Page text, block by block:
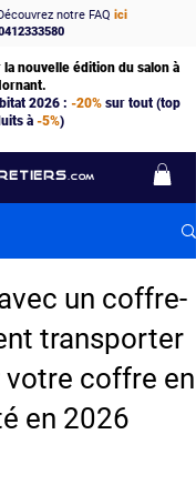
.COM
notre FAQ ici
nouvelle édition du salon à
2026 : -20%sur tout (top
à -5%)
un coffre-
transporter
coffre en
en 2026